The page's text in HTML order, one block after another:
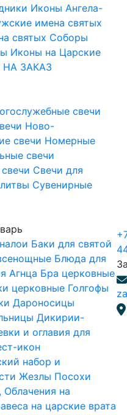
Иконы Ангела-
имена святых
святых Соборы
Иконы на Царские
ЗАКАЗ
свечи
Ново-
свечи Номерные
свечи
Свечи для
Сувенирные
Баки для святой
Блюда для
Агнца Бра церковные
церковные Голгофы
Дароносицы
Дикирии-
и оглавия для
икон
набор и
Жезлы Посохи
на
на царские врата